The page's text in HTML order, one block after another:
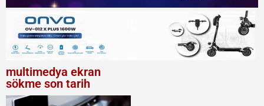
multimedya ekran
sökme son tarih